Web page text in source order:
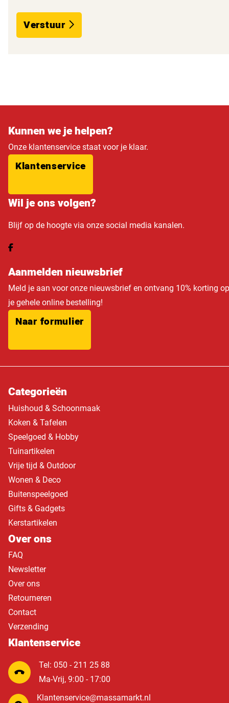
Verstuur
Kunnen we je helpen?
Onze klantenservice staat voor je klaar.
Klantenservice
Wil je ons volgen?
Blijf op de hoogte via onze social media kanalen.
Aanmelden nieuwsbrief
Meld je aan voor onze nieuwsbrief en ontvang 10% korting op
je gehele online bestelling!
Naar formulier
Categorieën
Huishoud & Schoonmaak
Koken & Tafelen
Speelgoed & Hobby
Tuinartikelen
Vrije tijd & Outdoor
Wonen & Deco
Buitenspeelgoed
Gifts & Gadgets
Kerstartikelen
Over ons
FAQ
Newsletter
Over ons
Retourneren
Contact
Verzending
Klantenservice
Tel: 050 - 211 25 88
Ma-Vrij, 9:00 - 17:00
Klantenservice@massamarkt.nl